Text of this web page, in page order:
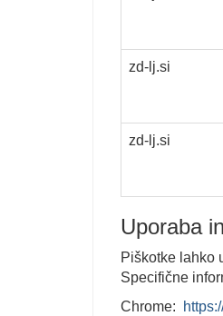
zd-lj.si
zd-lj.si
Uporaba
Piškotke lahko
Specifične
Chrome: